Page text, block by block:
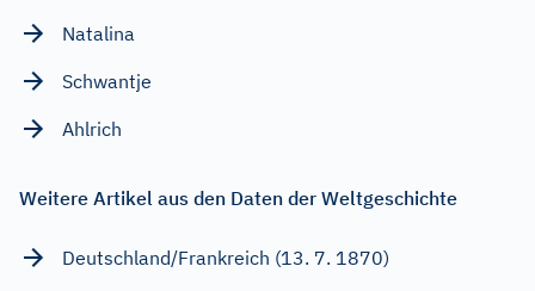
Natalina
Schwantje
Ahlrich
Weitere Artikel aus den Daten der Weltgeschichte
Deutschland/Frankreich (13. 7. 1870)